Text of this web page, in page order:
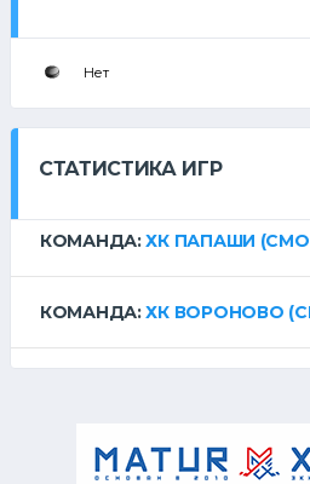
Нет
СТАТИСТИКА ИГР
КОМАНДА:ХК ПАПАШИ
КОМАНДА:ХК ВОРОНОВО